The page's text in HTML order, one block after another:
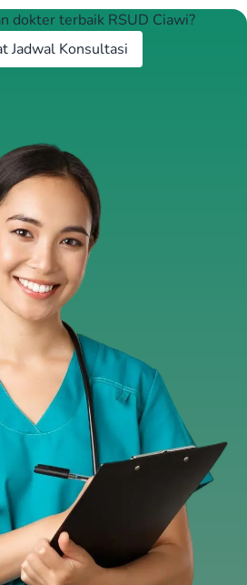
dokter terbaik RSUD Ciawi?
Jadwal Konsultasi